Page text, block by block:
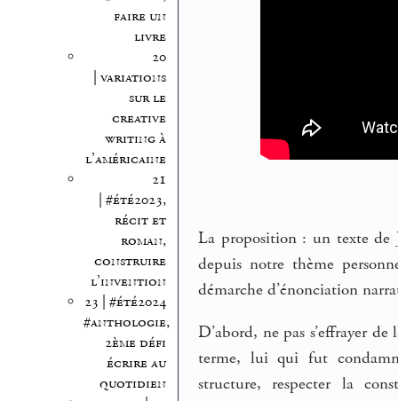
faire un
livre
20
| variations
sur le
creative
writing à
l’américaine
21
| #été2023,
récit et
roman,
construire
l’invention
23 | #été2024
#anthologie,
2ème défi
écrire au
quotidien
La proposition : un texte de
depuis notre thème
démarche d’énonciation
D’abord, ne pas s’effrayer
terme, lui qui fut
structure, respecter la